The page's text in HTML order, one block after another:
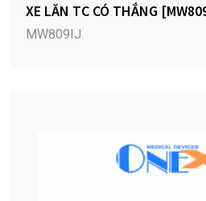
XE LĂN TC CÓ THẮNG
MW809IJ